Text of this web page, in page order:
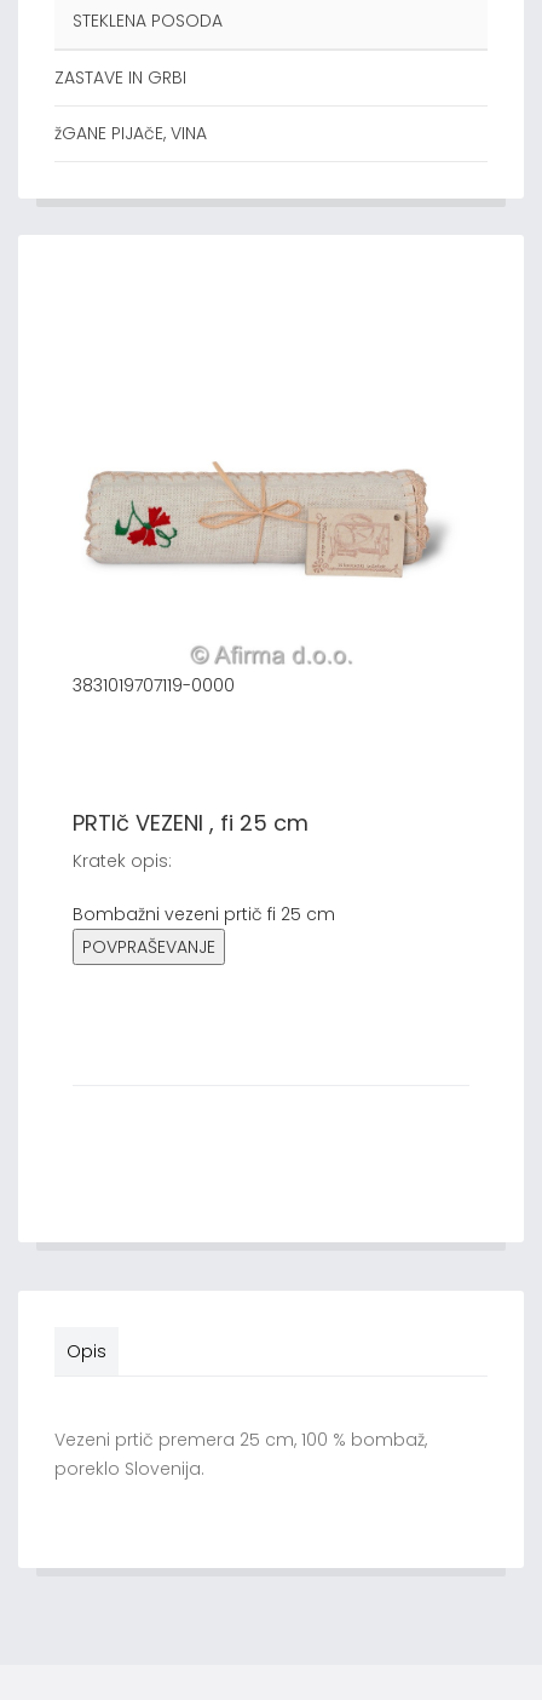
STEKLENA POSODA
ZASTAVE IN GRBI
žGANE PIJAčE, VINA
3831019707119-0000
PRTIč VEZENI , fi 25 cm
Kratek opis:
Bombažni vezeni prtič fi 25 cm
Opis
Vezeni prtič premera 25 cm, 100 % bombaž,
poreklo Slovenija.